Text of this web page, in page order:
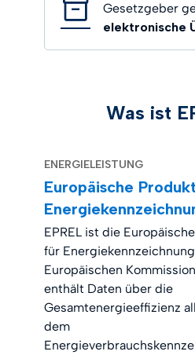
Gesetzgeber
elektronische
Was ist
ENERGIELEISTUNG
Europäische
EPREL ist die
für
Europäischen
enthält Daten über die
Gesamtenergieeffizienz
dem